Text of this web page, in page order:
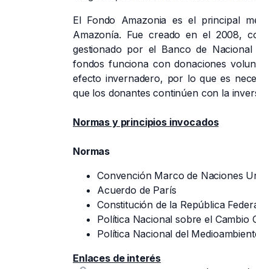
El Fondo Amazonia es el principal
Amazonía. Fue creado en el 2008,
gestionado por el Banco de
fondos funciona con donaciones
efecto invernadero, por lo que es
que los donantes continúen con la
Normas y principios invocados
Normas
Convención Marco de Naciones
Acuerdo de París
Constitución de la República
Política Nacional sobre el Cambio
Política Nacional del
Enlaces de interés